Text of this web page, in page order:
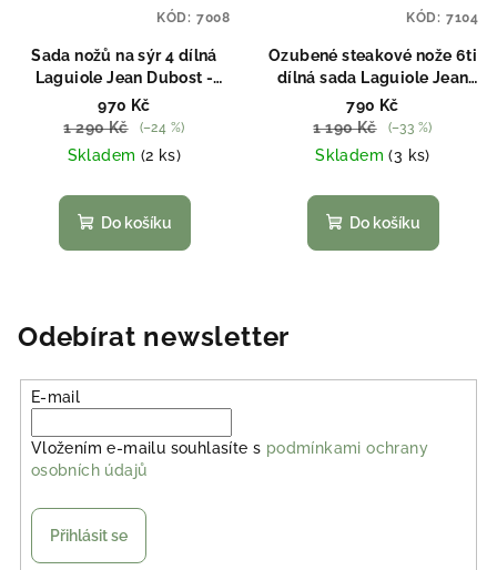
Sada nožů na sýr 4 dílná
Laguiole Jean Dubost -
imitace slonoviny
970 Kč
1 290 Kč
(–24 %)
Skladem (2 ks)
Do košíku
KÓD: 7008
Ozubené steakové nože 6ti
dílná sada Laguiole Jean
Dubost - imitace slonoviny
790 Kč
1 190 Kč
(–33 %)
Skladem(3 ks)
Do košíku
KÓD: 7104
Odebírat newsletter
E-mail
Vložením e-mailu souhlasíte s podmínkami ochrany
osobních údajů
Přihlásit se